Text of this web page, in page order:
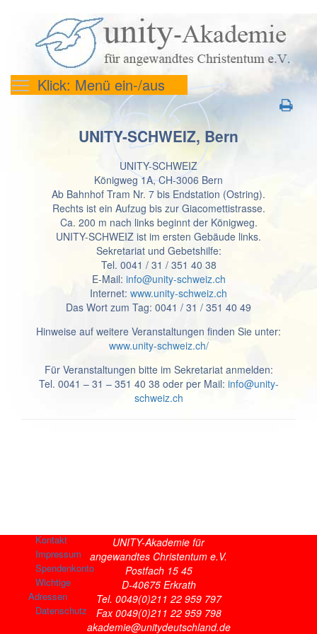
UNITY-Akademie für
angewandtes Christentum e.V.
Postfach 15 45
D-40675 Erkrath
Tel. 0049(0)211 22 959 797
Fax 0049(0)211 22 959 798
akademie@unitydeutschland.de
Kontakt
Impressum
Spendenkonto
Wichtige
Adressen
Datenschutz
Klick: Menü ein-/aus
UNITY-SCHWEIZ, Bern
UNITY-SCHWEIZ
Königweg 1A, CH-3006 Bern
Ab Bahnhof Tram Nr. 7 bis Endstation (Ostring).
Rechts ist ein Aufzug bis zur Giacomettistrasse.
Ca. 200 m nach links beginnt der Königweg.
UNITY-SCHWEIZ ist im ersten Gebäude links.
Sekretariat und Gebetshilfe:
Tel. 0041 / 31 / 351 40 38
E-Mail: info@unity-schweiz.ch
Internet: www.unity-schweiz.ch
Das Wort zum Tag: 0041 / 31 / 351 40 49
Hinweise auf weitere Veranstaltungen finden Sie unter:
www.unity-schweiz.ch/
Für Veranstaltungen bitte im Sekretariat anmelden:
Tel. 0041 – 31 – 351 40 38 oder per Mail: info@unity-
schweiz.ch